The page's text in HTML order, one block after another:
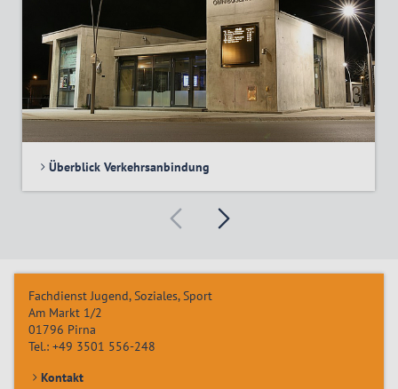
Überblick Verkehrsanbindung
Fachdienst Jugend, Soziales, Sport
Am Markt 1/2
01796 Pirna
Tel.: +49 3501 556-248
Kontakt